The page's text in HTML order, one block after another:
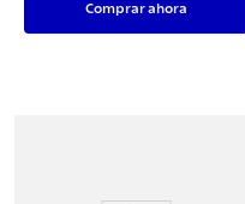
Comprar ahora